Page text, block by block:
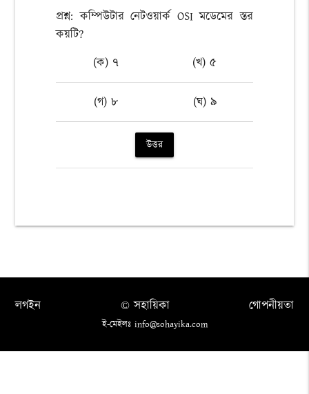
প্রশ্ন: কম্পিউটার নেটওয়ার্ক OSI মডেমের স্তর
কয়টি?
(ক) ৭
(খ) ৫
(গ) ৮ (ঘ) ৯
উত্তর
লগইন গোপনীয়তা
© সহায়িকা
ই-মেইলঃ info@sohayika.com